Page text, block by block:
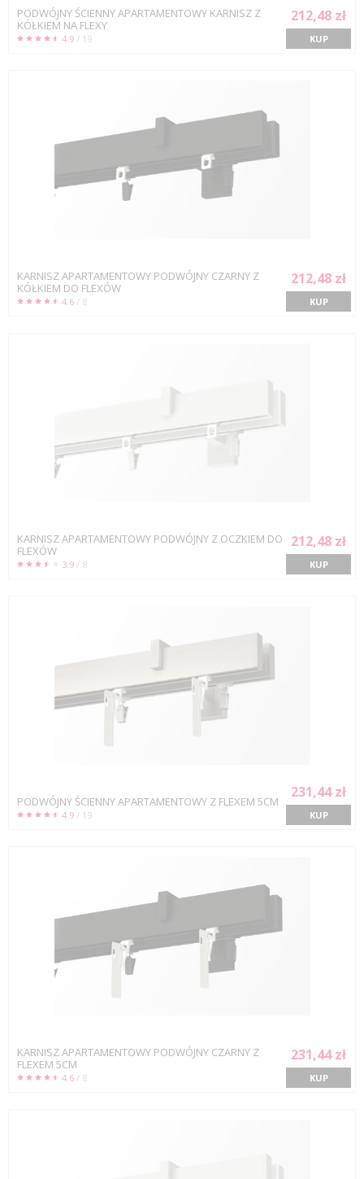
PODWÓJNY ŚCIENNY APARTAMENTOWY KARNISZ Z
KÓŁKIEM NA FLEXY
4.9 / 19
212,48 zł
KUP
KARNISZ APARTAMENTOWY PODWÓJNY CZARNY Z
KÓŁKIEM DO FLEXÓW
4.6 / 8
212,48 zł
KUP
KARNISZ APARTAMENTOWY PODWÓJNY Z OCZKIEM DO
FLEXÓW
3.9 / 8
212,48 zł
KUP
PODWÓJNY ŚCIENNY APARTAMENTOWY Z FLEXEM 5CM
4.9 / 19
231,44 zł
KUP
KARNISZ APARTAMENTOWY PODWÓJNY CZARNY Z
FLEXEM 5CM
4.6 / 8
231,44 zł
KUP